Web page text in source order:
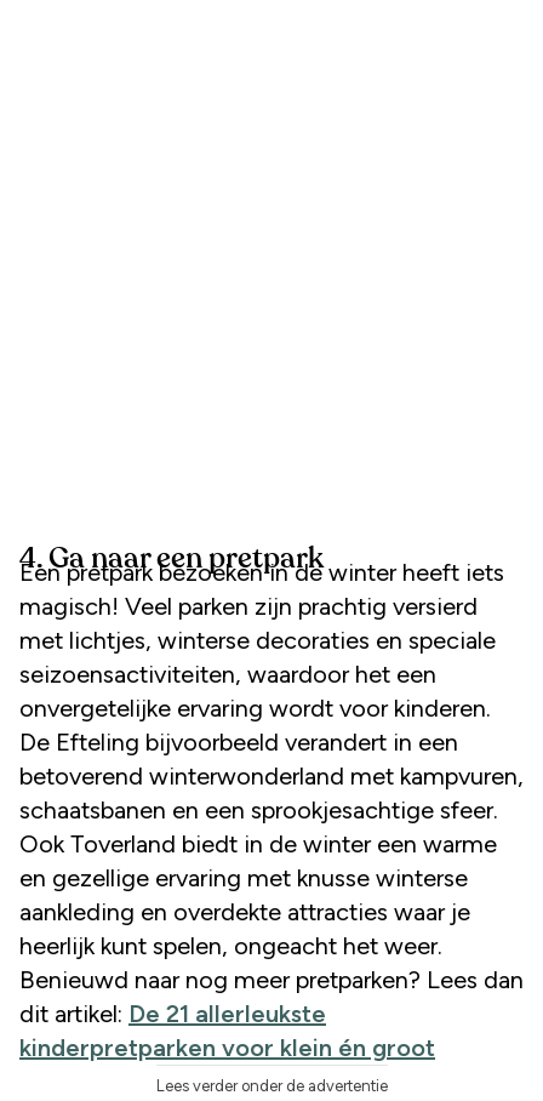
4. Ga naar een pretpark
Een pretpark bezoeken in de winter heeft iets
magisch! Veel parken zijn prachtig versierd
met lichtjes, winterse decoraties en speciale
seizoensactiviteiten, waardoor het een
onvergetelijke ervaring wordt voor kinderen.
De Efteling bijvoorbeeld verandert in een
betoverend winterwonderland met kampvuren,
schaatsbanen en een sprookjesachtige sfeer.
Ook Toverland biedt in de winter een warme
en gezellige ervaring met knusse winterse
aankleding en overdekte attracties waar je
heerlijk kunt spelen, ongeacht het weer.
Benieuwd naar nog meer pretparken? Lees dan
dit artikel: De 21 allerleukste
kinderpretparken voor klein én groot
Lees verder onder de advertentie